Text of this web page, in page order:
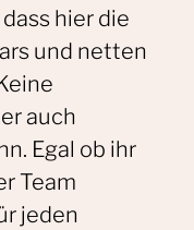
hier die
und netten
auch
Egal ob ihr
Team
jeden